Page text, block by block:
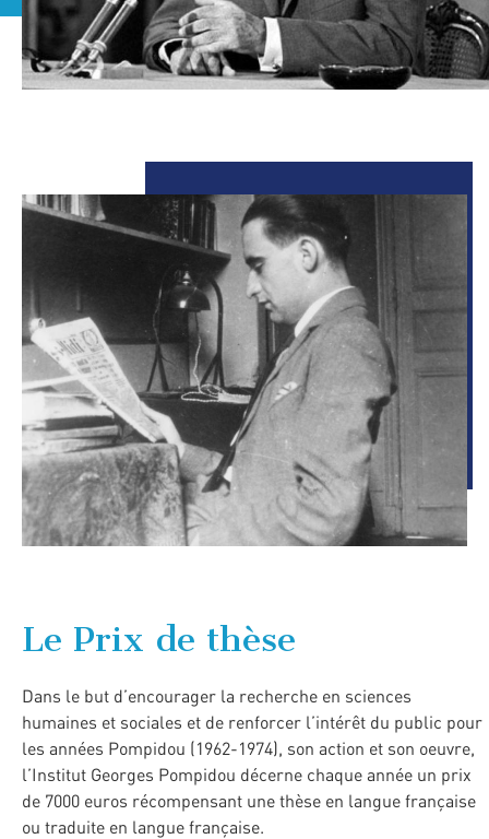
Le Prix de thèse
Dans le but d’encourager la recherche en sciences
humaines et sociales et de renforcer l’intérêt du public pour
les années Pompidou (1962-1974), son action et son oeuvre,
l’Institut Georges Pompidou décerne chaque année un prix
de 7000 euros récompensant une thèse en langue française
ou traduite en langue française.